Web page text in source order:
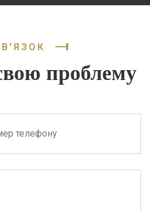
проблему